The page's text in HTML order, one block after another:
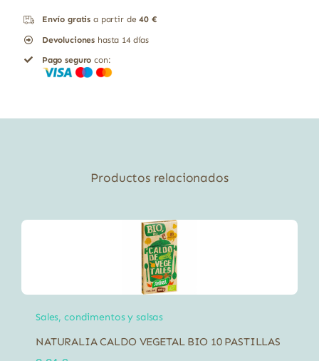
Envío gratis a partir de40 €
Devoluciones hasta 14 días
Pago seguro con:
Productos relacionados
Sales, condimentos y salsas
NATURALIA CALDO VEGETAL BIO 10 PASTILLAS